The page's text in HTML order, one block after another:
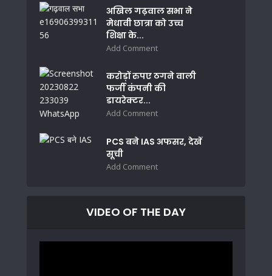
अखिल गढ़वाल सभा ने
मेधावी छात्रा को उच्च
शिक्षा के...
Add Comment
करोड़ों रुपए ठगने वाली
फर्जी कंपनी की
डायरेक्टर...
Add Comment
PCS बने IAS अफसर, देखें
सूची
Add Comment
VIDEO OF THE DAY